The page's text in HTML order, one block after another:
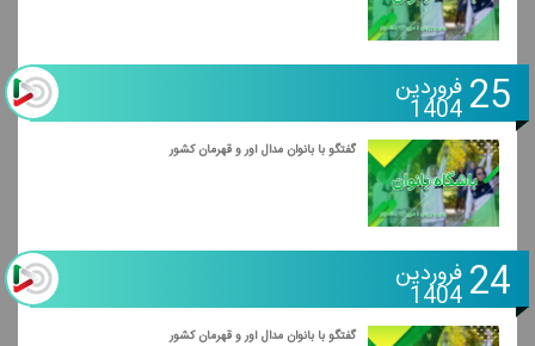
25 فروردین
1404
گفتگو با بانوان مدال آور و قهرمان كشور
24 فروردین
1404
گفتگو با بانوان مدال آور و قهرمان كشور